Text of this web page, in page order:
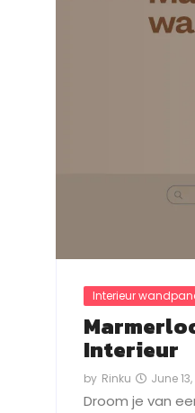
Interieur
Interieur
by Rinku June
Droom je van